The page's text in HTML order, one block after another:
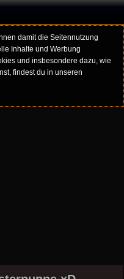
damit die Seitennutzung
Inhalte und Werbung
und insbesondere dazu, wie
findest du in unseren